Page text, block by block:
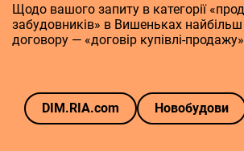
Щодо вашого запиту в категорії
забудовників» в Вишеньках
договору — «договір купівлі-
DIM.RIA.com Новобудови